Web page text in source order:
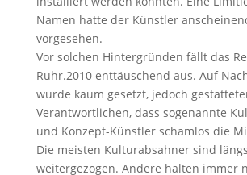
Namen hatte der Künstler
vorgesehen.
Vor solchen Hintergründen fällt das
Ruhr.2010 enttäuschend aus. Auf
wurde kaum gesetzt, jedoch
Verantwortlichen, dass sogenannte
und Konzept-Künstler schamlos die
Die meisten Kulturabsahner sind
weitergezogen. Andere halten immer